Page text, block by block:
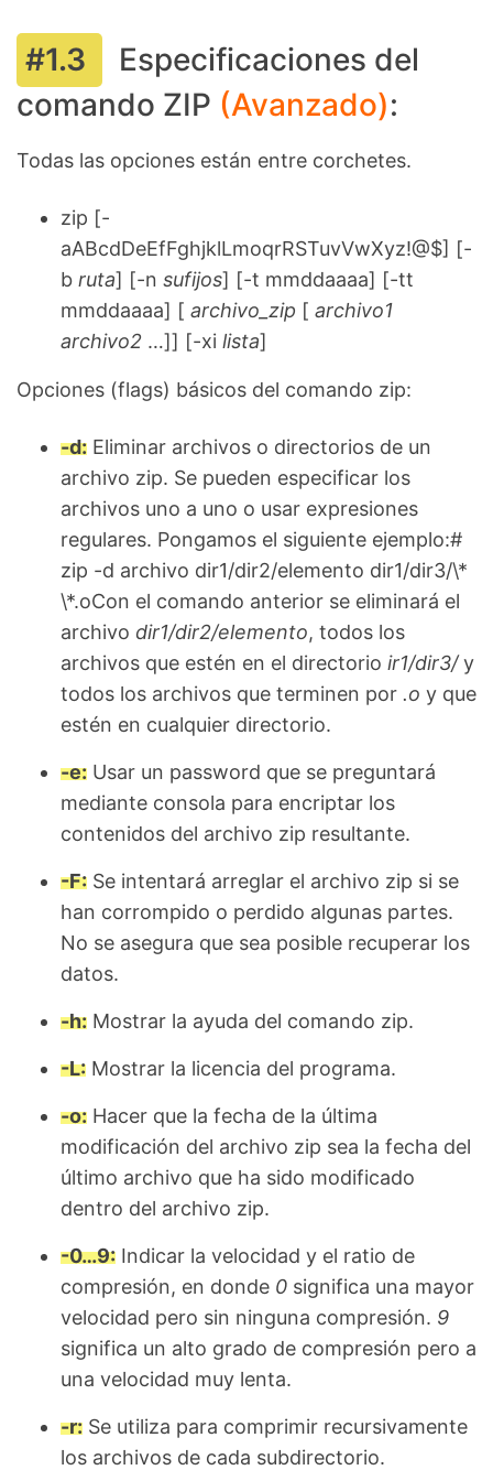
Especificaciones del
comando ZIP (Avanzado):
Todas las opciones están entre corchetes.
zip [-
aABcdDeEfFghjklLmoqrRSTuvVwXyz!@$] [-
b ruta] [-n sufijos] [-t mmddaaaa] [-tt
mmddaaaa] [ archivo_zip [ archivo1
archivo2 …]] [-xi lista]
Opciones (flags) básicos del comando zip:
-d: Eliminar archivos o directorios de un
archivo zip. Se pueden especificar los
archivos uno a uno o usar expresiones
regulares. Pongamos el siguiente ejemplo:#
zip -d archivo dir1/dir2/elemento dir1/dir3/\*
\*.oCon el comando anterior se eliminará el
archivo dir1/dir2/elemento, todos los
archivos que estén en el directorio ir1/dir3/y
todos los archivos que terminen por .o y que
estén en cualquier directorio.
-e: Usar un password que se preguntará
mediante consola para encriptar los
contenidos del archivo zip resultante.
-F: Se intentará arreglar el archivo zip si se
han corrompido o perdido algunas partes.
No se asegura que sea posible recuperar los
datos.
-h: Mostrar la ayuda del comando zip.
-L: Mostrar la licencia del programa.
-o: Hacer que la fecha de la última
modificación del archivo zip sea la fecha del
último archivo que ha sido modificado
dentro del archivo zip.
-0…9: Indicar la velocidad y el ratio de
compresión, en donde 0 significa una mayor
velocidad pero sin ninguna compresión. 9
significa un alto grado de compresión pero a
una velocidad muy lenta.
-r: Se utiliza para comprimir recursivamente
los archivos de cada subdirectorio.